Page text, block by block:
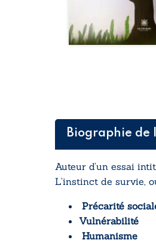
Biographie de
Auteur d’un essai
L’instinct de survie,
Précarité
Vulnérabilité
Humanisme